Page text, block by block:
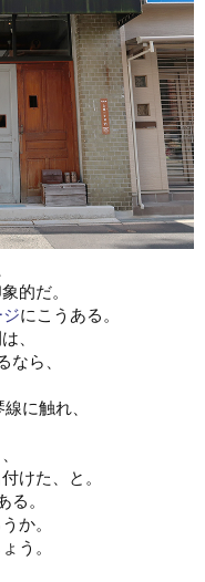
的だ。
にこうある。
、
ら、
に触れ、
けた、と。
。
か。
う。